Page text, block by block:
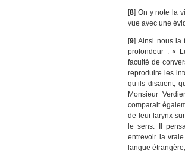
[8]On y note la
vue avec une
[9]Ainsi nous la
profondeur : «
faculté de
reproduire les
qu’ils disaient,
Monsieur
comparait
de leur larynx
le sens. Il
entrevoir la
langue